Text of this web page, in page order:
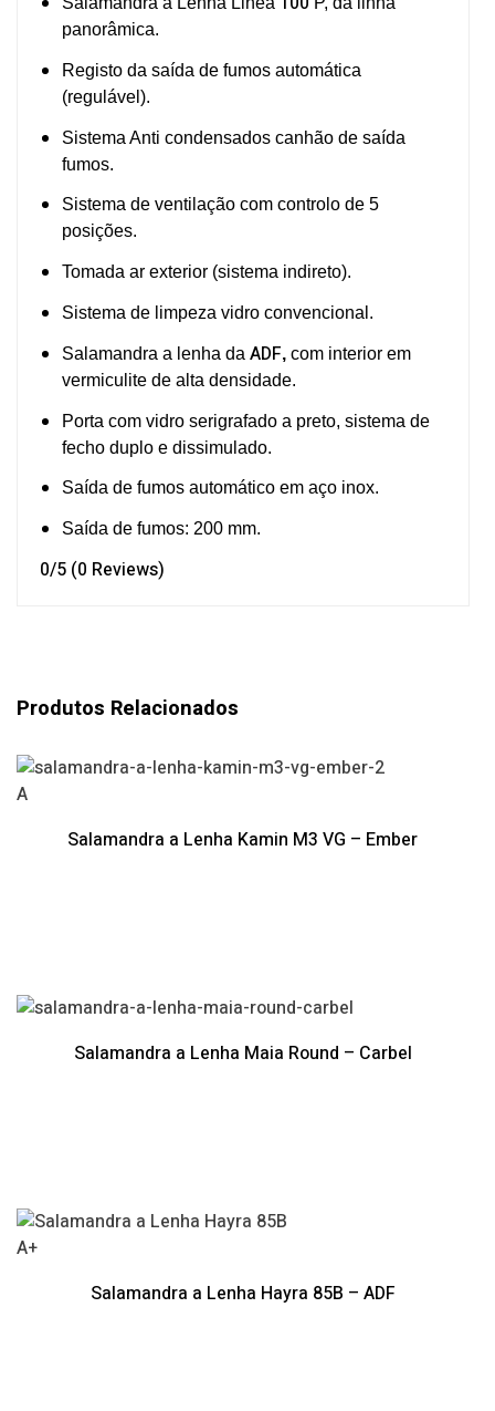
panorâmica.
Registo da saída de fumos automática
(regulável).
Sistema Anti condensados canhão de saída
fumos.
Sistema de ventilação com controlo de 5
posições.
Tomada ar exterior (sistema indireto).
Sistema de limpeza vidro convencional.
Salamandra a lenha da ADF, com interior em
vermiculite de alta densidade.
Porta com vidro serigrafado a preto, sistema de
fecho duplo e dissimulado.
Saída de fumos automático em aço inox.
Saída de fumos: 200 mm.
0/5 (0 Reviews)
Produtos Relacionados
A
Salamandra a Lenha Kamin M3 VG – Ember
Salamandra a Lenha Maia Round – Carbel
A+
Salamandra a Lenha Hayra 85B – ADF